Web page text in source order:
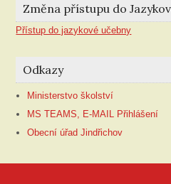
Změna přístupu do
Přístup do jazykové učebny
Odkazy
Ministerstvo školství
MS TEAMS, E-MAIL Přihlášení
Obecní úřad Jindřichov